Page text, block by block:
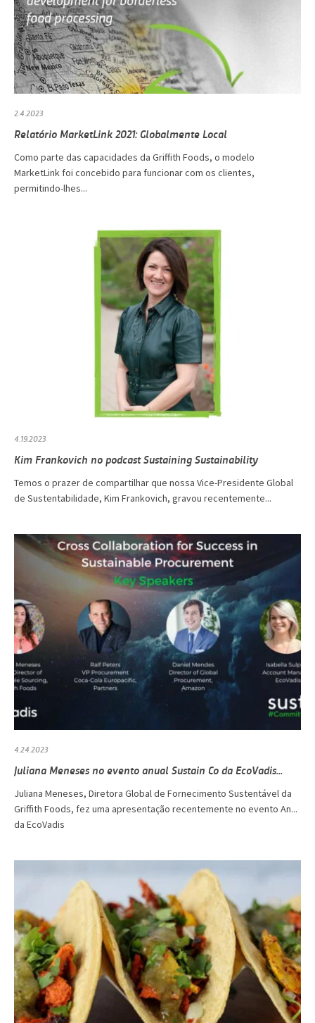
2.4.2023
Relatório MarketLink 2021: Globalmente Local
Como parte das capacidades da Griffith Foods, o modelo
MarketLink foi concebido para funcionar com os clientes,
permitindo-lhes...
4.19.2023
Kim Frankovich no podcast Sustaining Sustainability
Temos o prazer de compartilhar que nossa Vice-Presidente Global
de Sustentabilidade, Kim Frankovich, gravou recentemente...
4.24.2023
Juliana Meneses no evento anual Sustain Co da EcoVadis...
Juliana Meneses, Diretora Global de Fornecimento Sustentável da
Griffith Foods, fez uma apresentação recentemente no evento An...
da EcoVadis